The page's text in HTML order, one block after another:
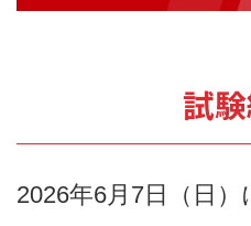
試
2026年6月7日（日